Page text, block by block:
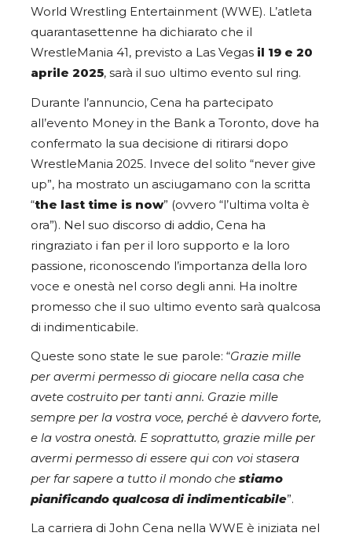
World Wrestling Entertainment (WWE). L’atleta
quarantasettenne ha dichiarato che il
WrestleMania 41, previsto a Las Vegas il 19 e 20
aprile 2025, sarà il suo ultimo evento sul ring.
Durante l’annuncio, Cena ha partecipato
all’evento Money in the Bank a Toronto, dove ha
confermato la sua decisione di ritirarsi dopo
WrestleMania 2025. Invece del solito “never give
up”, ha mostrato un asciugamano con la scritta
“the last time is now” (ovvero “l’ultima volta è
ora”). Nel suo discorso di addio, Cena ha
ringraziato i fan per il loro supporto e la loro
passione, riconoscendo l’importanza della loro
voce e onestà nel corso degli anni. Ha inoltre
promesso che il suo ultimo evento sarà qualcosa
di indimenticabile.
Queste sono state le sue parole: “Grazie mille
per avermi permesso di giocare nella casa che
avete costruito per tanti anni. Grazie mille
sempre per la vostra voce, perché è davvero forte,
e la vostra onestà. E soprattutto, grazie mille per
avermi permesso di essere qui con voi stasera
per far sapere a tutto il mondo che stiamo
pianificando qualcosa di indimenticabile”.
La carriera di John Cena nella WWE è iniziata nel